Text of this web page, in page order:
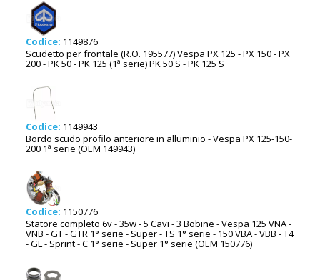
Codice: 1149876
Scudetto per frontale (R.O. 195577) Vespa PX 125 - PX 150 - PX
200 - PK 50 - PK 125 (1ª serie) PK 50 S - PK 125 S
Codice: 1149943
Bordo scudo profilo anteriore in alluminio - Vespa PX 125-150-
200 1ª serie (OEM 149943)
Codice: 1150776
Statore completo 6v - 35w - 5 Cavi - 3 Bobine - Vespa 125 VNA -
VNB - GT - GTR 1° serie - Super - TS 1° serie - 150 VBA - VBB - T4
- GL - Sprint - C 1° serie - Super 1° serie (OEM 150776)